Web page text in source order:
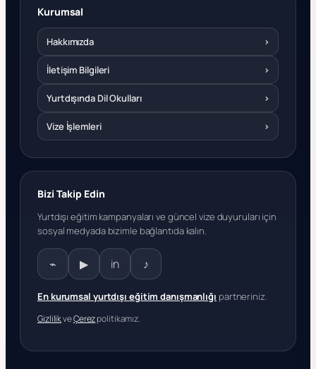
Kurumsal
Hakkımızda ›
İletişim Bilgileri ›
Yurtdışında Dil Okulları ›
Vize İşlemleri ›
Bizi Takip Edin
Yurtdışı eğitim kampanyaları ve güncel vize duyuruları için
sosyal medyada bizimle bağlantıda kalın.
⌁ ▶ in ♪
En kurumsal yurtdışı eğitim danışmanlığı partneriniz.
GizlilikveÇerezpolitikamız.